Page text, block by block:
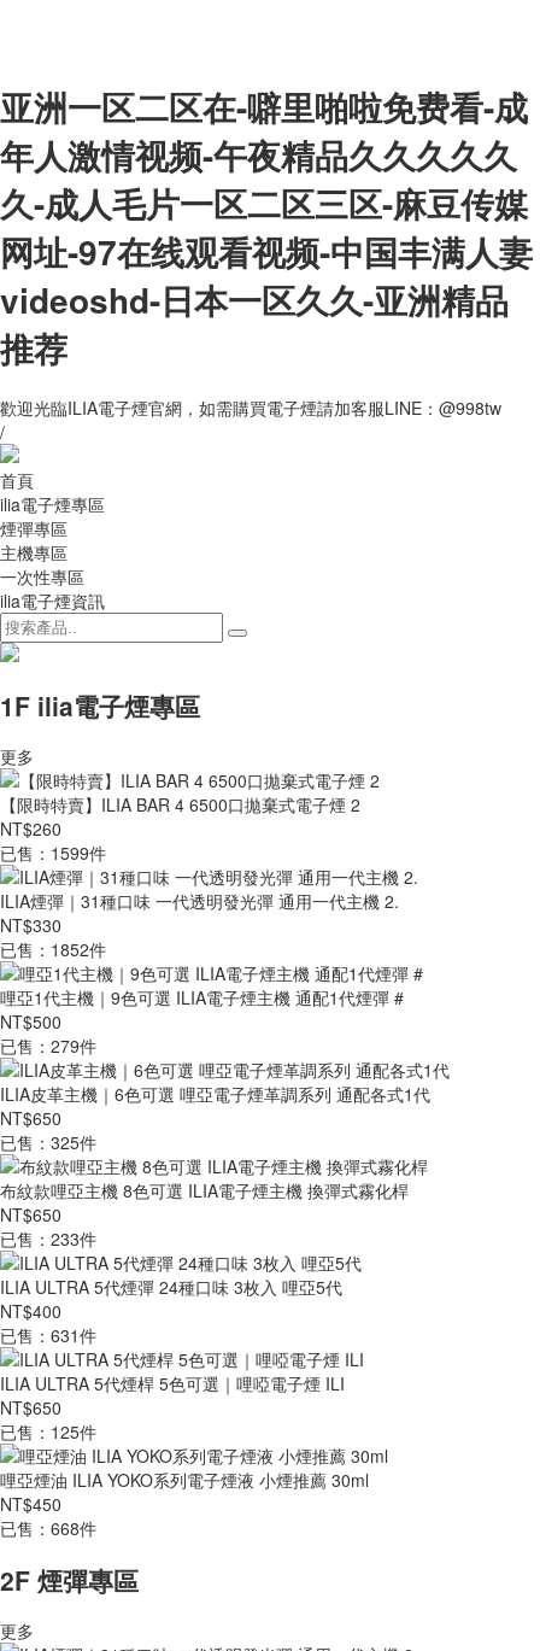
亚洲一区二区在-噼里啪啦免费看-成
年人激情视频-午夜精品久久久久久
久-成人毛片一区二区三区-麻豆传媒
网址-97在线观看视频-中国丰满人妻
videoshd-日本一区久久-亚洲精品
推荐
歡迎光臨ILIA電子煙官網，如需購買電子煙請加客服LINE：@998tw
/
首頁
ilia電子煙專區
煙彈專區
主機專區
一次性專區
ilia電子煙資訊
1F ilia電子煙專區
更多
【限時特賣】ILIA BAR 4 6500口拋棄式電子煙 2
NT$260
已售：1599件
ILIA煙彈｜31種口味 一代透明發光彈 通用一代主機 2.
NT$330
已售：1852件
哩亞1代主機｜9色可選 ILIA電子煙主機 通配1代煙彈 #
NT$500
已售：279件
ILIA皮革主機｜6色可選 哩亞電子煙革調系列 通配各式1代
NT$650
已售：325件
布紋款哩亞主機 8色可選 ILIA電子煙主機 換彈式霧化桿
NT$650
已售：233件
ILIA ULTRA 5代煙彈 24種口味 3枚入 哩亞5代
NT$400
已售：631件
ILIA ULTRA 5代煙桿 5色可選｜哩啞電子煙 ILI
NT$650
已售：125件
哩亞煙油 ILIA YOKO系列電子煙液 小煙推薦 30ml
NT$450
已售：668件
2F 煙彈專區
更多